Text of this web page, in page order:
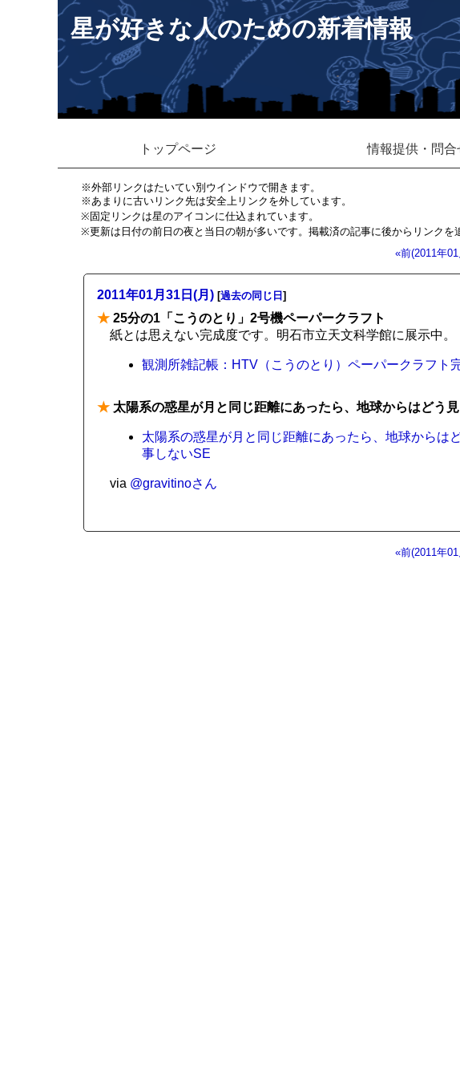
星が好きな人のための新着情報
トップページ 情報提供・問合
※外部リンクはたいてい別ウインドウで開きます。
※あまりに古いリンク先は安全上リンクを外しています。
※固定リンクは星のアイコンに仕込まれています。
※更新は日付の前日の夜と当日の朝が多いです。掲載済の記事に後からリンクを
«前(2011年
2011年01月31日(月) [過去の同じ日 ]
★ 25分の1「こうのとり」2号機ペーパークラフト
紙とは思えない完成度です。明石市立天文科学館に展示中。
観測所雑記帳：HTV（こうのとり）ペーパークラフト
★ 太陽系の惑星が月と同じ距離にあったら、地球からはどう
太陽系の惑星が月と同じ距離にあったら、地球からは
事しないSE
via @gravitinoさん
«前(2011年